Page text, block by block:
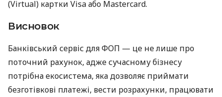
(Virtual) картки Visa або Mastercard.
Висновок
Банківський сервіс для ФОП — це не лише про
поточний рахунок, адже сучасному бізнесу
потрібна екосистема, яка дозволяє приймати
безготівкові платежі, вести розрахунки, працювати